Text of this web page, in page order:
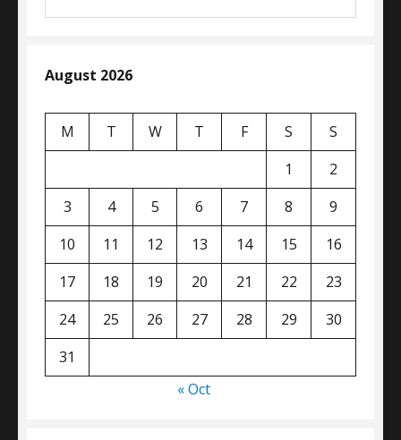
August 2026
M T W T F S
S
1
2
3
4 5 6 7 8
9
10
11 12 13 14 15
16
17
18 19 20 21 22
23
24
25 26 27 28 29
30
31
« Oct